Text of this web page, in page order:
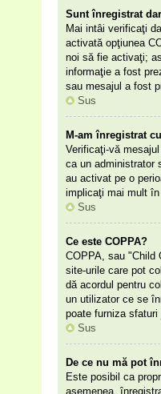
Sunt înregistrat
Mai intâi verificaţi
activată opţiunea
noi să fie activaţi;
informaţie a fost
sau mesajul a fost
Sus
M-am înregistrat
Verificaţi-vă
ca un administrator
au activat pe o
implicaţi mai mult în
Sus
Ce este COPPA?
COPPA, sau "Child
site-urile care pot
dă acordul pentru
un utilizator ce se
poate furniza
Sus
De ce nu mă pot
Este posibil ca
asemenea,